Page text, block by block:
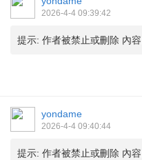
2026-4-4 09:39:42
提示: 作者被禁止或刪除 內
yondame
2026-4-4 09:40:44
提示: 作者被禁止或刪除 內